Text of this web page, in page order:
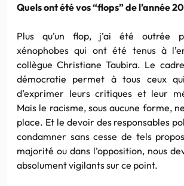
Quels ont été vos “flops” de l’année
Plus qu’un flop, j’ai été outrée
xénophobes qui ont été tenus à
collègue Christiane Taubira. Le
démocratie permet à tous ceux
d’exprimer leurs critiques et leur
Mais le racisme, sous aucune forme,
place. Et le devoir des responsables
condamner sans cesse de tels
majorité ou dans l’opposition, nous
absolument vigilants sur ce point.